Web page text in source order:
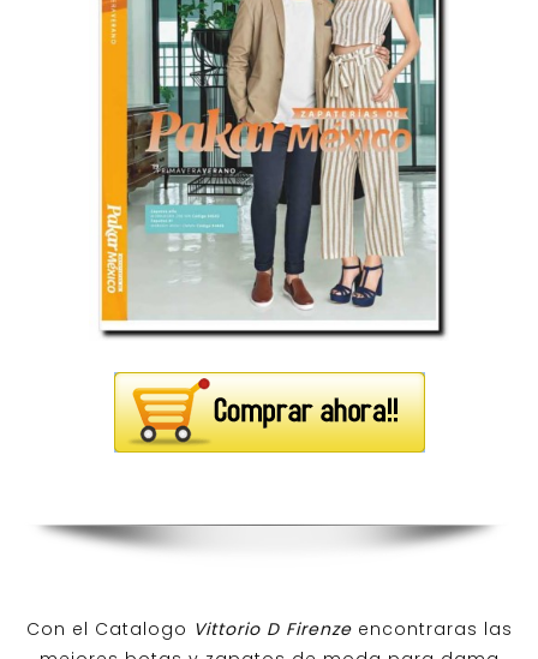
Con el Catalogo Vittorio D Firenzeencontraras las